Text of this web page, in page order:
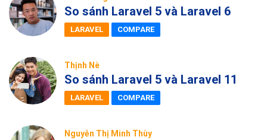
So sánh Laravel 5 và Laravel 6
LARAVEL COMPARE
Thịnh Nè
So sánh Laravel 5 và Laravel 11
LARAVEL COMPARE
Nguyễn Thị Minh Thùy